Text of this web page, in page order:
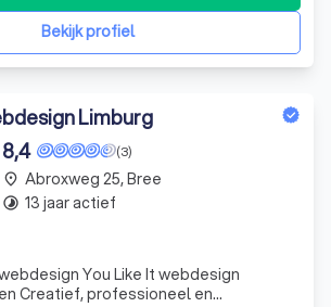
Bekijk profiel
Limburg
(3)
8,4
You Like It webdesign
Creatief, professioneel en
place Abroxweg 25, Bree
timelapse 13 jaar actief